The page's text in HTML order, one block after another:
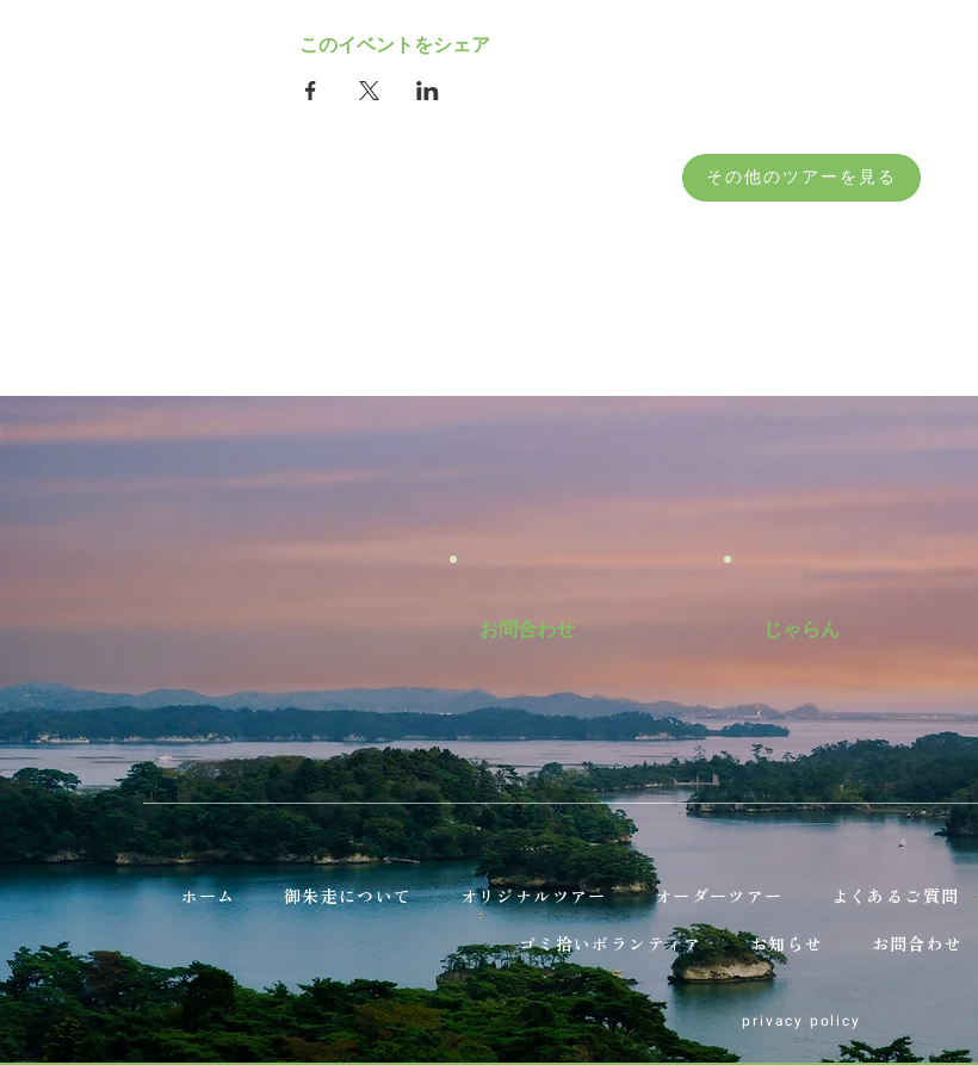
このイベントをシェア
その他のツアーを見る
お問合わせ じゃらん
ホーム 御朱走について オリジナルツアー オーダーツアー よくあるご質問
ゴミ拾いボランティア
お知らせ お問合わせ
privacy policy